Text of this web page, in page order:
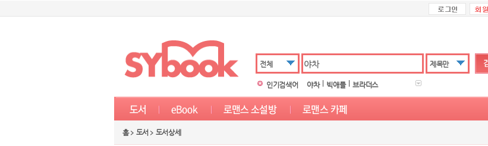
전체
제목만
인기검색어
야차 빅애플 브라더스
홈 > 도서 > 도서상세